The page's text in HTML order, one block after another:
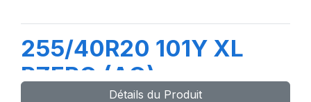
255/40R20 101Y XL
PZERO (AO)
Détails du Produit